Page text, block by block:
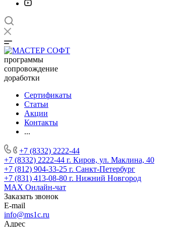
программы
сопровождение
доработки
Сертификаты
Статьи
Акции
Контакты
...
+7 (8332) 2222-44
+7 (8332) 2222-44 г. Киров, ул. Маклина, 40
+7 (812) 904-33-25 г. Санкт-Петербург
+7 (831) 413-08-80 г. Нижний Новгород
MAX Онлайн-чат
Заказать звонок
E-mail
info@ms1c.ru
Адрес